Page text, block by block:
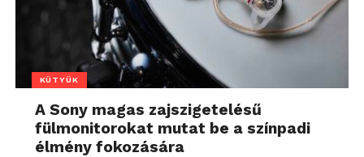
KÜTYÜK
A Sony magas zajszigetelésű
fülmonitorokat mutat be a színpadi
élmény fokozására